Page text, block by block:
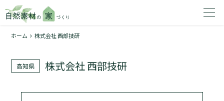
1
ホーム 株式会社 西部技研
高知県 株式会社 西部技研